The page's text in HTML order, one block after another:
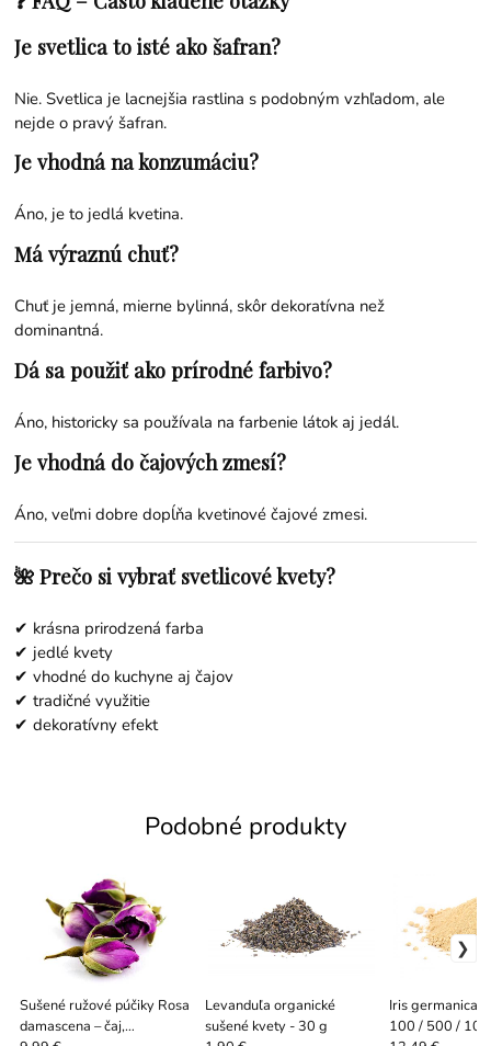
Je svetlica to isté ako šafran?
Nie. Svetlica je lacnejšia rastlina s podobným vzhľadom, ale
nejde o pravý šafran.
Je vhodná na konzumáciu?
Áno, je to jedlá kvetina.
Má výraznú chuť?
Chuť je jemná, mierne bylinná, skôr dekoratívna než
dominantná.
Dá sa použiť ako prírodné farbivo?
Áno, historicky sa používala na farbenie látok aj jedál.
Je vhodná do čajových zmesí?
Áno, veľmi dobre dopĺňa kvetinové čajové zmesi.
🌺 Prečo si vybrať svetlicové kvety?
✔ krásna prirodzená farba
✔ jedlé kvety
✔ vhodné do kuchyne aj čajov
✔ tradičné využitie
✔ dekoratívny efekt
Podobné produkty
Sušené ružové púčiky Rosa
damascena – čaj,
Levanduľa organické
sušené kvety - 30 g
Iris germanica /
100 / 500 /